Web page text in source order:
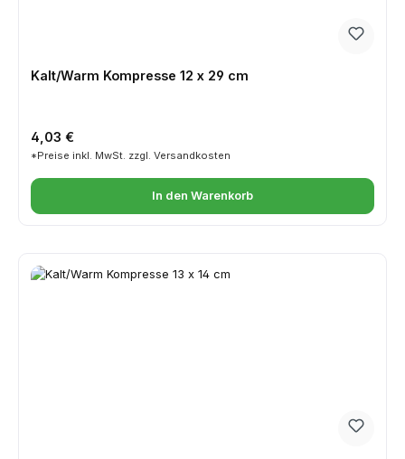
Kalt/Warm Kompresse 12 x 29 cm
Regulärer Preis:
4,03 €
*Preise inkl. MwSt. zzgl. Versandkosten
In den Warenkorb